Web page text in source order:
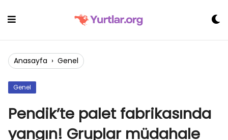
Anasayfa › Genel
Genel
Pendik’te palet fabrikasında
yangın! Gruplar müdahale